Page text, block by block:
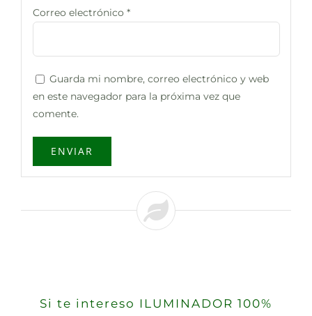
Correo electrónico *
Guarda mi nombre, correo electrónico y web
en este navegador para la próxima vez que
comente.
Si te intereso ILUMINADOR 100%